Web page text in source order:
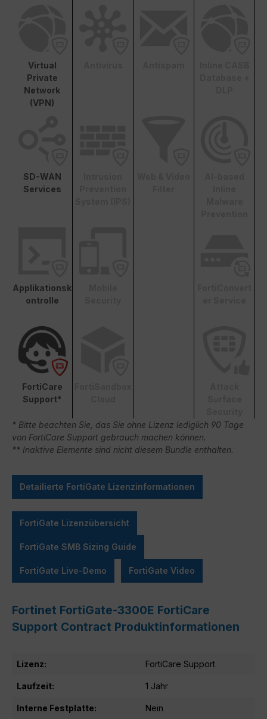
Virtual
Private
Network
(VPN)
SD-WAN
Services
Applikationsk
ontrolle
FortiCare
Support*
* Bitte beachten Sie, das Sie ohne Lizenz lediglich 90 Tage
von FortiCare Support gebrauch machen können.
** Inaktive Elemente sind nicht diesem Bundle enthalten.
Detailierte FortiGate Lizenzinformationen
FortiGate Lizenzübersicht
FortiGate SMB Sizing Guide
FortiGate Live-Demo FortiGate Video
Fortinet FortiGate-3300E FortiCare
Support Contract Produktinformationen
Lizenz: FortiCare Support
Laufzeit: 1 Jahr
Interne Festplatte: Nein